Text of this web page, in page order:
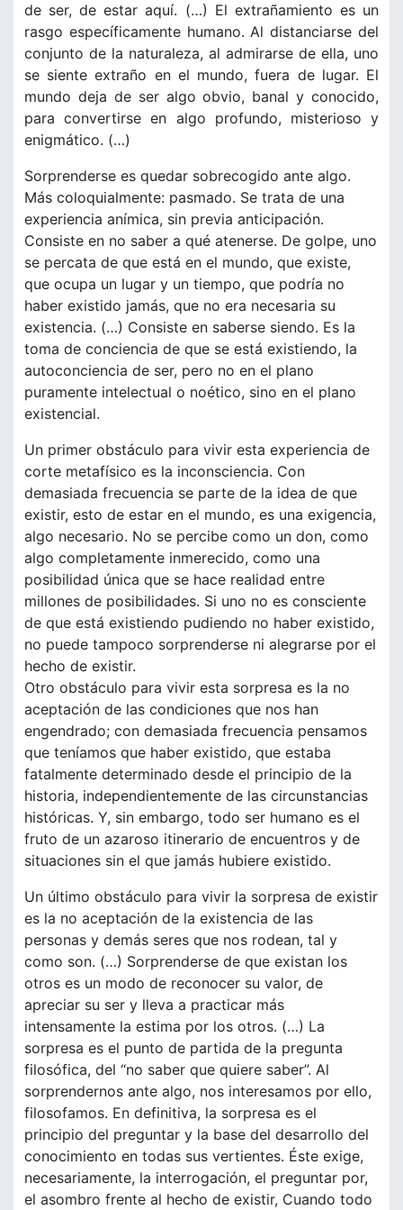
de ser, de estar aquí. (…) El extrañamiento es un
rasgo específicamente humano. Al distanciarse del
conjunto de la naturaleza, al admirarse de ella, uno
se siente extraño en el mundo, fuera de lugar. El
mundo deja de ser algo obvio, banal y conocido,
para convertirse en algo profundo, misterioso y
enigmático. (…)
Sorprenderse es quedar sobrecogido ante algo.
Más coloquialmente: pasmado. Se trata de una
experiencia anímica, sin previa anticipación.
Consiste en no saber a qué atenerse. De golpe, uno
se percata de que está en el mundo, que existe,
que ocupa un lugar y un tiempo, que podría no
haber existido jamás, que no era necesaria su
existencia. (…) Consiste en saberse siendo. Es la
toma de conciencia de que se está existiendo, la
autoconciencia de ser, pero no en el plano
puramente intelectual o noético, sino en el plano
existencial.
Un primer obstáculo para vivir esta experiencia de
corte metafísico es la inconsciencia. Con
demasiada frecuencia se parte de la idea de que
existir, esto de estar en el mundo, es una exigencia,
algo necesario. No se percibe como un don, como
algo completamente inmerecido, como una
posibilidad única que se hace realidad entre
millones de posibilidades. Si uno no es consciente
de que está existiendo pudiendo no haber existido,
no puede tampoco sorprenderse ni alegrarse por el
hecho de existir.
Otro obstáculo para vivir esta sorpresa es la no
aceptación de las condiciones que nos han
engendrado; con demasiada frecuencia pensamos
que teníamos que haber existido, que estaba
fatalmente determinado desde el principio de la
historia, independientemente de las circunstancias
históricas. Y, sin embargo, todo ser humano es el
fruto de un azaroso itinerario de encuentros y de
situaciones sin el que jamás hubiere existido.
Un último obstáculo para vivir la sorpresa de existir
es la no aceptación de la existencia de las
personas y demás seres que nos rodean, tal y
como son. (…) Sorprenderse de que existan los
otros es un modo de reconocer su valor, de
apreciar su ser y lleva a practicar más
intensamente la estima por los otros. (…) La
sorpresa es el punto de partida de la pregunta
filosófica, del “no saber que quiere saber”. Al
sorprendernos ante algo, nos interesamos por ello,
filosofamos. En definitiva, la sorpresa es el
principio del preguntar y la base del desarrollo del
conocimiento en todas sus vertientes. Éste exige,
necesariamente, la interrogación, el preguntar por,
el asombro frente al hecho de existir, Cuando todo